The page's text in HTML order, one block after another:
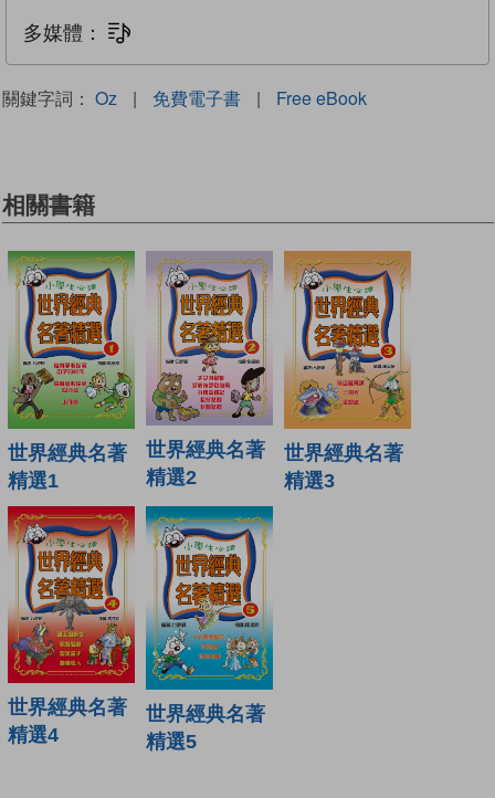
多媒體：
關鍵字詞： Oz | 免費電子書 | Free eBook
相關書籍
世界經典名著
精選1
世界經典名著
精選2
世界經典名著
精選3
世界經典名著
精選4
世界經典名著
精選5